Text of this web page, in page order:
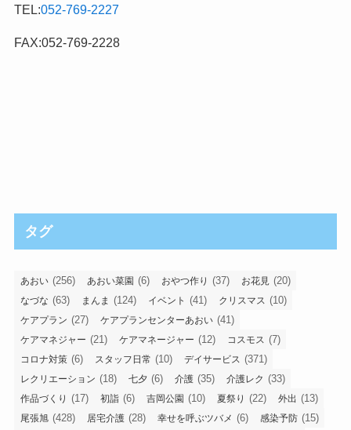
TEL:052-769-2227
FAX:052-769-2228
タグ
あおい (256) あおい菜園 (6) おやつ作り (37) お花見 (20)
なづな (63) まんま (124) イベント (41) クリスマス (10)
ケアプラン (27) ケアプランセンターあおい (41)
ケアマネジャー (21) ケアマネージャー (12) コスモス (7)
コロナ対策 (6) スタッフ日常 (10) デイサービス (371)
レクリエーション (18) 七夕 (6) 介護 (35) 介護レク (33)
作品づくり (17) 初詣 (6) 吉岡公園 (10) 夏祭り (22) 外出 (13)
尾張旭 (428) 居宅介護 (28) 幸せを呼ぶツバメ (6) 感染予防 (15)